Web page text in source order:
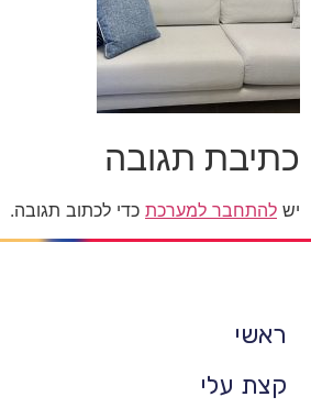
כתיבת תגובה
יש להתחבר למערכת כדי לכתוב תגובה.
ראשי
קצת עלי